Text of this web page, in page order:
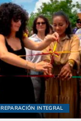
REPARACIÓN INTEGRAL